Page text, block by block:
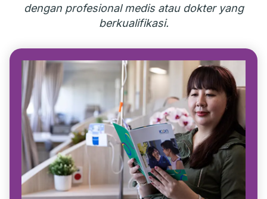
dengan profesional medis atau dokter yang
berkualifikasi.